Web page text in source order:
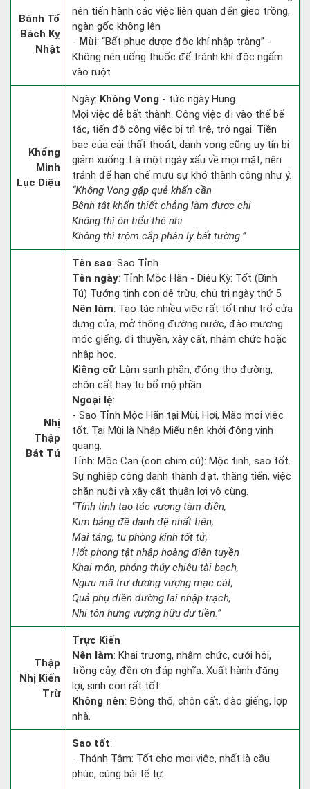
Bành Tổ
Bách Kỵ
Nhật
nên tiến hành các việc liên quan đến gieo trồng,
ngàn gốc không lên
- Mùi: “Bất phục dược độc khí nhập tràng” -
Không nên uống thuốc để tránh khí độc ngấm
vào ruột
Khổng
Minh
Lục Diệu
Ngày: Không Vong - tức ngày Hung.
Mọi việc dễ bất thành. Công việc đi vào thế bế
tắc, tiến độ công việc bị trì trệ, trở ngại. Tiền
bạc của cải thất thoát, danh vọng cũng uy tín bị
giảm xuống. Là một ngày xấu về mọi mặt, nên
tránh để hạn chế mưu sự khó thành công như ý.
“Không Vong gặp quẻ khẩn cần
Bệnh tật khẩn thiết chẳng làm được chi
Không thì ôn tiểu thê nhi
Không thì trộm cắp phân ly bất tường.”
Nhị
Thập
Bát Tú
Tên sao: Sao Tỉnh
Tên ngày: Tỉnh Mộc Hãn - Diêu Kỳ: Tốt (Bình
Tú) Tướng tinh con dê trừu, chủ trị ngày thứ 5.
Nên làm: Tạo tác nhiều việc rất tốt như trổ cửa
dựng cửa, mở thông đường nước, đào mương
móc giếng, đi thuyền, xây cất, nhậm chức hoặc
nhập học.
Kiêng cữ: Làm sanh phần, đóng thọ đường,
chôn cất hay tu bổ mộ phần.
Ngoại lệ:
- Sao Tỉnh Mộc Hãn tại Mùi, Hợi, Mão mọi việc
tốt. Tại Mùi là Nhập Miếu nên khởi động vinh
quang.
Tỉnh: Mộc Can (con chim cú): Mộc tinh, sao tốt.
Sự nghiệp công danh thành đạt, thăng tiến, việc
chăn nuôi và xây cất thuận lợi vô cùng.
“Tỉnh tinh tạo tác vượng tàm điền,
Kim bảng đề danh đệ nhất tiên,
Mai táng, tu phòng kinh tốt tử,
Hốt phong tật nhập hoàng điên tuyền
Khai môn, phóng thủy chiêu tài bạch,
Ngưu mã trư dương vượng mạc cát,
Quả phụ điền đường lai nhập trạch,
Nhi tôn hưng vượng hữu dư tiền.”
Thập
Nhị Kiến
Trừ
Trực Kiến
Nên làm: Khai trương, nhậm chức, cưới hỏi,
trồng cây, đền ơn đáp nghĩa. Xuất hành đặng
lợi, sinh con rất tốt.
Không nên: Động thổ, chôn cất, đào giếng, lợp
nhà.
Sao tốt:
- Thánh Tâm: Tốt cho mọi việc, nhất là cầu
phúc, cúng bái tế tự.